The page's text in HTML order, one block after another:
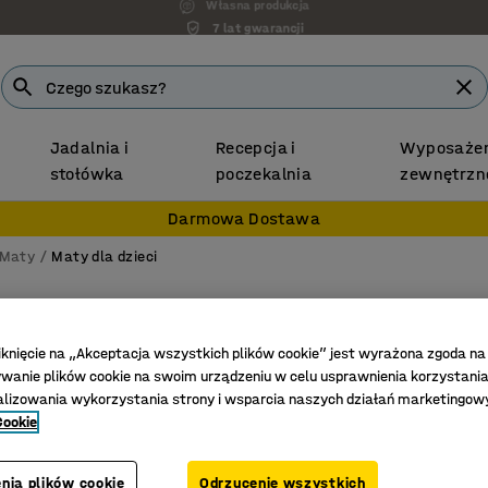
Jadalnia i
stołówka
Recepcja i
poczekalnia
Darmowa Dostawa
Maty Maty dla dzieci
Ø 2500
Nr art.:
na „Akceptacja wszystkich plików cookie” jest wyrażona zgoda na
plików cookie na swoim urządzeniu w celu usprawnienia
wykorzystania strony i wsparcia naszych działań
plików cookie Odrzucenie wszystkich